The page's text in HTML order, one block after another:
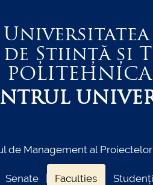
de Știință și
POLITEHNICA
de Management al Proiectelor
Senate Faculties Studenți